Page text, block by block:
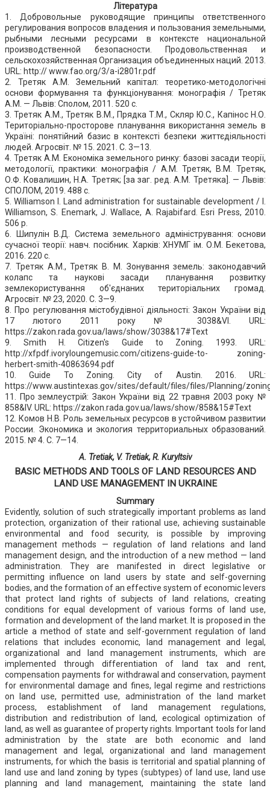
Література
1. Добровольные руководящие принципы ответственного
регулирования вопросов владения и пользования земельными,
рыбными лесными ресурсами в контексте национальной
производственной безопасности. Продовольственная и
сельскохозяйственная Организация объединенных наций. 2013.
URL: http:// www.fao.org/3/a-i2801r.pdf
2. Третяк А.М. Земельний капітал: теоретико-методологічні
основи формування та функціонування: монографія / Третяк
А.М. — Львів: Сполом, 2011. 520 с.
3. Третяк А.М., Третяк В.М., Прядка Т.М., Скляр Ю.С., Капінос Н.О.
Територіально-просторове планування використання земель в
Україні: понятійний базис в контексті безпеки життєдіяльності
людей. Агросвіт. № 15. 2021. С. 3—13.
4. Третяк А.М. Економіка земельного ринку: базові засади теорії,
методології, практики: монографія / А.М. Третяк, В.М. Третяк,
О.Ф. Ковалишин, Н.А. Третяк; [за заг. ред. А.М. Третяка]. — Львів:
СПОЛОМ, 2019. 488 с.
5. Williamson I. Land administration for sustainable development / I.
Williamson, S. Enemark, J. Wallace, A. Rajabifard. Esri Press, 2010.
506 p.
6. Шипулін В.Д. Система земельного адміністрування: основи
сучасної теорії: навч. посібник. Харків: ХНУМГ ім. О.М. Бекетова,
2016. 220 с.
7. Третяк А.М., Третяк В. М. Зонування земель: законодавчий
колапс та наукові засади планування розвитку
землекористування об'єднаних територіальних громад.
Агросвіт. № 23, 2020. С. 3—9.
8. Про регулювання містобудівної діяльності: Закон України від
17 лютого 2011 року № 3038&VI. URL:
https://zakon.rada.gov.ua/laws/show/3038&17#Text
9. Smith H. Citizen's Guide to Zoning. 1993. URL:
http://xfpdf.ivoryloungemusic.com/citizens-guide-to- zoning-
herbert-smith-40863694.pdf
10. Guide To Zoning. City of Austin. 2016. URL:
https://www.austintexas.gov/sites/default/files/files/Planning/
11. Про землеустрій: Закон України від 22 травня 2003 року №
858&IV. URL: https://zakon.rada.gov.ua/laws/show/858&15#Text
12. Комов Н.В. Роль земельных ресурсов в устойчивом развитии
России. Экономика и экология территориальных образований.
2015. № 4. С. 7—14.
A. Tretiak, V. Tretiak, R. Kuryltsiv
BASIC METHODS AND TOOLS OF LAND RESOURCES AND
LAND USE MANAGEMENT IN UKRAINE
Summary
Evidently, solution of such strategically important problems as land
protection, organization of their rational use, achieving sustainable
environmental and food security, is possible by improving
management methods — regulation of land relations and land
management design, and the introduction of a new method — land
administration. They are manifested in direct legislative or
permitting influence on land users by state and self-governing
bodies, and the formation of an effective system of economic levers
that protect land rights of subjects of land relations, creating
conditions for equal development of various forms of land use,
formation and development of the land market. It is proposed in the
article a method of state and self-government regulation of land
relations that includes economic, land management and legal,
organizational and land management instruments, which are
implemented through differentiation of land tax and rent,
compensation payments for withdrawal and conservation, payment
for environmental damage and fines, legal regime and restrictions
on land use, permitted use, administration of the land market
process, establishment of land management regulations,
distribution and redistribution of land, ecological optimization of
land, as well as guarantee of property rights. Important tools for land
administration by the state are both economic and land
management and legal, organizational and land management
instruments, for which the basis is territorial and spatial planning of
land use and land zoning by types (subtypes) of land use, land use
planning and land management, maintaining the state land